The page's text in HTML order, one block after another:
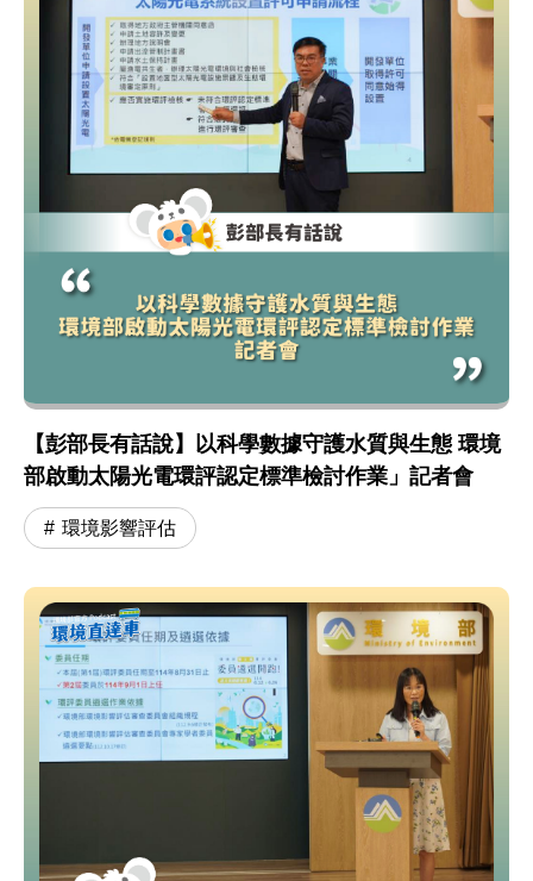
【彭部長有話說】以科學數據守護水質與生態 環境
部啟動太陽光電環評認定標準檢討作業」記者會
環境影響評估